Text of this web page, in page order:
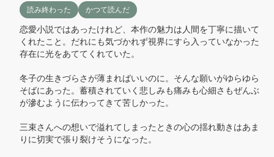
読み終わった かつて読んだ
恋愛小説ではあったけれど、本作の魅力は人間を丁寧に描いて
くれたこと。だれにも気づかれず視界にすら入っていなかった
存在に光をあててくれていた。
冬子の生きづらさが薄まればいいのに。そんな願いがゆらゆら
そばにあった。蓄積されていく悲しみも痛みも心細さもぜんぶ
が滲むように伝わってきて苦しかった。
三束さんへの想いで溢れてしまったときの心の揺れ動きはあま
りに切実で張り裂けそうになった。